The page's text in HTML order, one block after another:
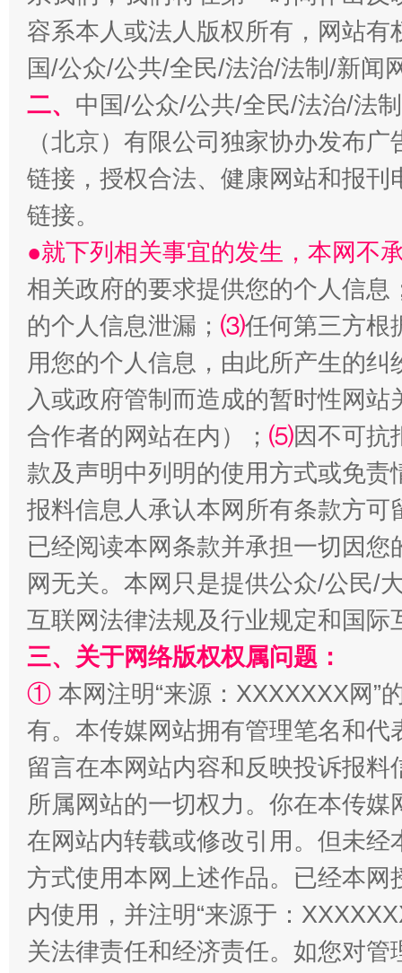
揭批美国五大"原罪" "炒
解纷+调解+退费，一次搞定
站台名比不上好声名
容系本人或法人版权所有，网站
国/公众/公共/全民/法治/法制/新闻
二、 中国/公众/公共/全民/法治/法
（北京）有限公司独家协办发布
链接，授权合法、健康网站和报
链接。
●就下列相关事宜的发生，本网不
相关政府的要求提供您的个人信息
的个人信息泄漏； ⑶任何第三方根
用您的个人信息，由此所产生的纠
入或政府管制而造成的暂时性网
合作者的网站在内）； ⑸因不可抗
款及声明中列明的使用方式或免责
报料信息人承认本网所有条款方
已经阅读本网条款并承担一切因
网无关。本网只是提供公众/公民/
互联网法律法规及行业规定和国
三、关于网络版权权属问题：
① 本网注明“来源：XXXXXXX网”
有。本传媒网站拥有管理笔名和
留言在本网站内容和反映投诉报
所属网站的一切权力。你在本传
在网站内转载或修改引用。但未
方式使用本网上述作品。已经本
内使用，并注明“来源于：
关法律责任和经济责任。如您对